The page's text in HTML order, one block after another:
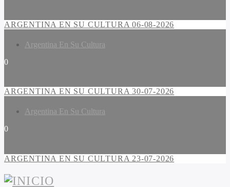
ARGENTINA EN SU CULTURA 06-08-2026
Argentina En Su Cultura
0
ARGENTINA EN SU CULTURA 30-07-2026
Argentina En Su Cultura
0
ARGENTINA EN SU CULTURA 23-07-2026